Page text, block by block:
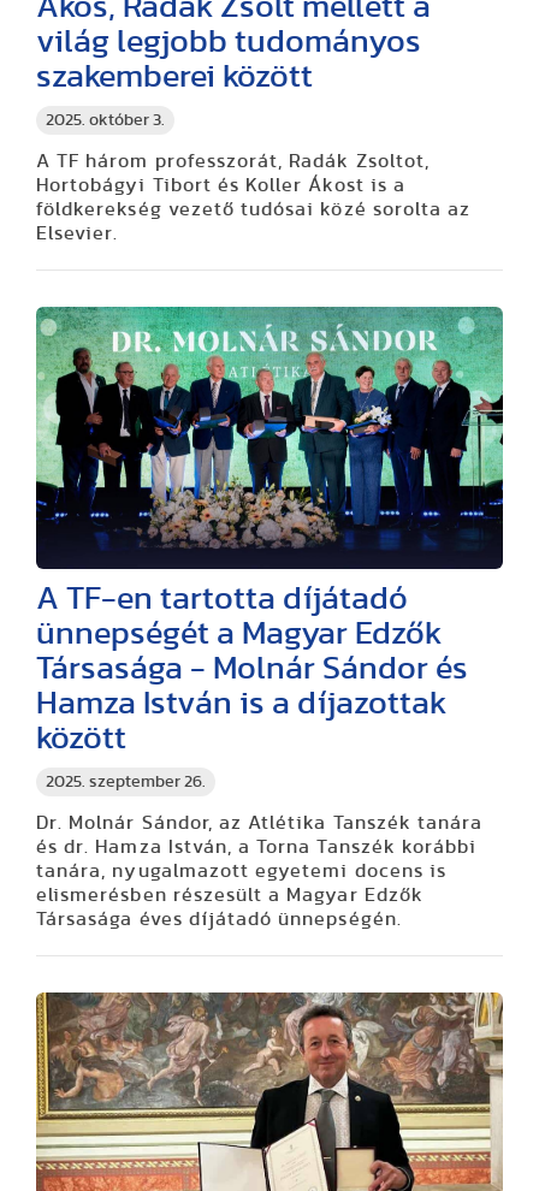
2025. október 3.
Ákos, Radák Zsolt mellett a
világ legjobb tudományos
szakemberei között
A TF három professzorát, Radák Zsoltot,
Hortobágyi Tibort és Koller Ákost is a
földkerekség vezető tudósai közé sorolta az
Elsevier.
2025. szeptember 26.
A TF-en tartotta díjátadó
ünnepségét a Magyar Edzők
Társasága - Molnár Sándor és
Hamza István is a díjazottak
között
Dr. Molnár Sándor, az Atlétika Tanszék tanára
és dr. Hamza István, a Torna Tanszék korábbi
tanára, nyugalmazott egyetemi docens is
elismerésben részesült a Magyar Edzők
Társasága éves díjátadó ünnepségén.